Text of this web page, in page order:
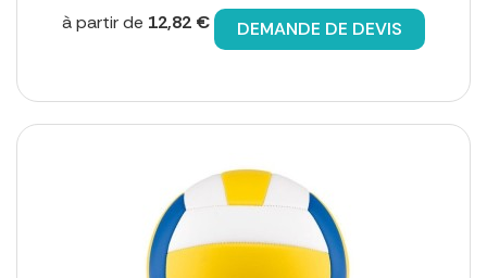
à partir de 12,82 € DEMANDE DE DEVIS